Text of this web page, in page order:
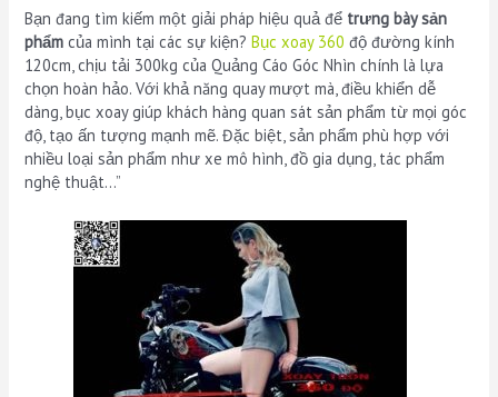
Bạn đang tìm kiếm một giải pháp hiệu quả để trưng bày sản
phẩm của mình tại các sự kiện?Bục xoay 360 độ đường kính
120cm, chịu tải 300kg của Quảng Cáo Góc Nhìn chính là lựa
chọn hoàn hảo. Với khả năng quay mượt mà, điều khiển dễ
dàng, bục xoay giúp khách hàng quan sát sản phẩm từ mọi góc
độ, tạo ấn tượng mạnh mẽ. Đặc biệt, sản phẩm phù hợp với
nhiều loại sản phẩm như xe mô hình, đồ gia dụng, tác phẩm
nghệ thuật…”